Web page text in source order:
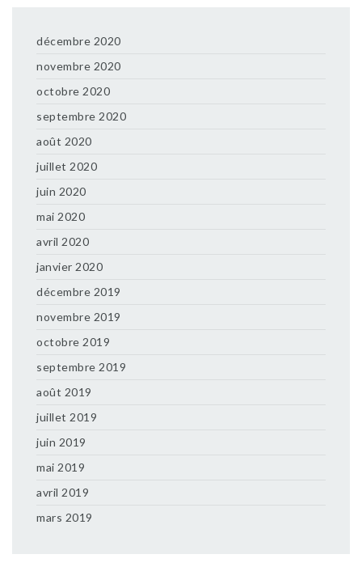
décembre 2020
novembre 2020
octobre 2020
septembre 2020
août 2020
juillet 2020
juin 2020
mai 2020
avril 2020
janvier 2020
décembre 2019
novembre 2019
octobre 2019
septembre 2019
août 2019
juillet 2019
juin 2019
mai 2019
avril 2019
mars 2019